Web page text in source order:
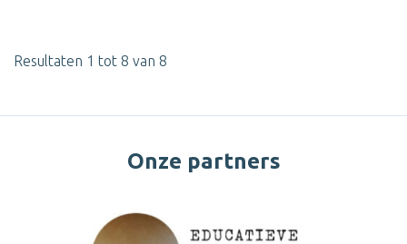
Resultaten 1 tot 8 van 8
Onze partners